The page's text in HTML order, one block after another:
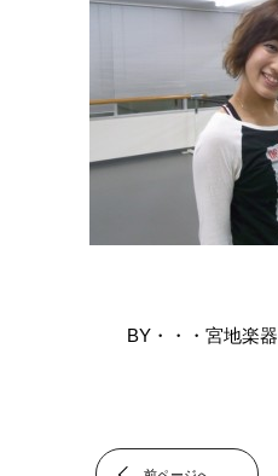
BY・・・宮地楽